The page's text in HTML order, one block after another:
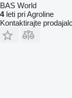
BAS World
4leti pri Agroline
Kontaktirajte